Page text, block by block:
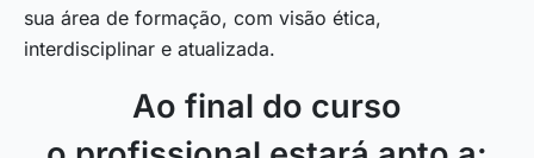
sua área de formação, com visão ética,
interdisciplinar e atualizada.
Ao final do curso